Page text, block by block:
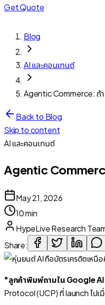
Get Quote
Blog
AI และคอนเทนต์
Agentic Commerce: ถ้
Back to Blog
Skip to content
AI และคอนเทนต์
Agentic
May 21, 2026
10 min
HypeLive Research
Share:
"ลูกค้าพิมพ์ถามใน Google AI
Protocol (UCP) ที่ launch ไปเ